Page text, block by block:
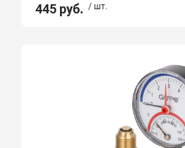
445 руб. / шт.